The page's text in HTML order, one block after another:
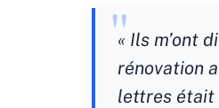
« Ils m’ont
rénovation
lettres était